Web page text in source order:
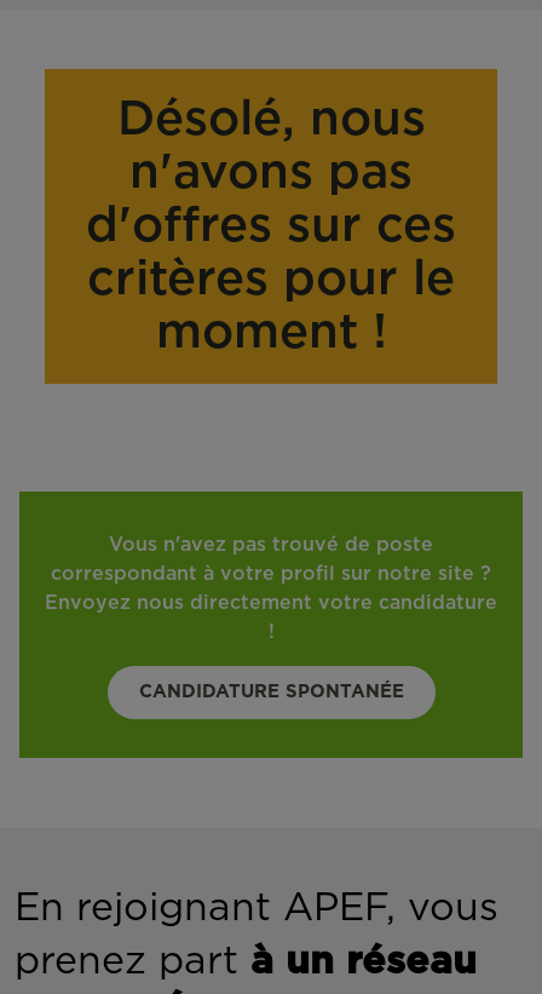
Désolé, nous
n'avons pas
d'offres sur ces
critères pour le
moment !
Vous n'avez pas trouvé de poste
correspondant à votre profil sur notre site ?
Envoyez nous directement votre candidature
!
CANDIDATURE SPONTANÉE
En rejoignant APEF, vous
prenez part à un réseau